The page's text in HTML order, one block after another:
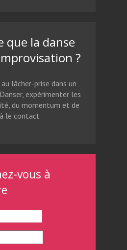
que la danse
?
lâcher-prise dans un
expérimenter les
du momentum et de
le contact
vous à